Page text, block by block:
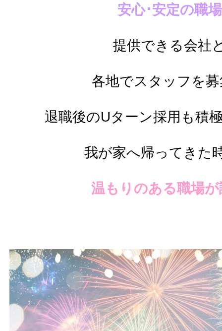
安心･安定の職
提供できる会社
各地でスタッフを
退職後のUターン採用も積
我が家へ帰ってきた
温もりのある職場